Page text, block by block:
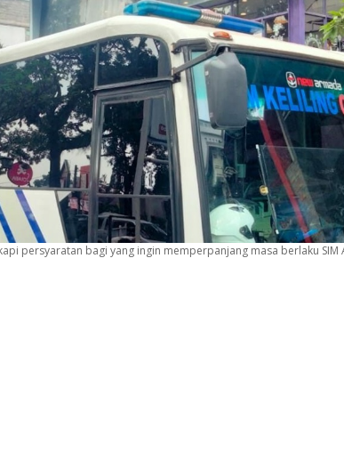
persyaratan bagi yang ingin memperpanjang masa berlaku SIM